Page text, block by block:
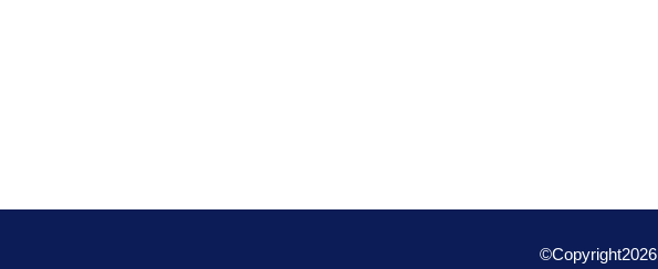
©Copyright2026